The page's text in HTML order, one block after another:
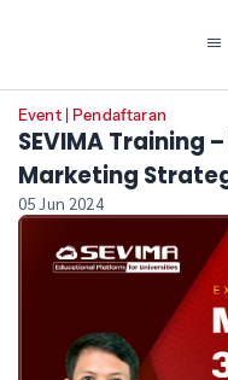
Event| Pendaftaran
SEVIMA Training
Marketing
05 Jun 2024